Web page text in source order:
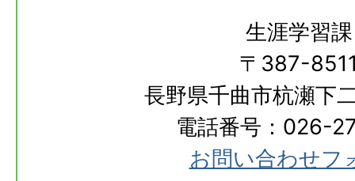
生涯学習課
〒387-
長野県千曲市杭瀬下
電話番号：026-
お問い合わせフ